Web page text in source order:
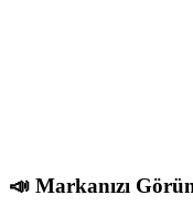
📣 Markanızı